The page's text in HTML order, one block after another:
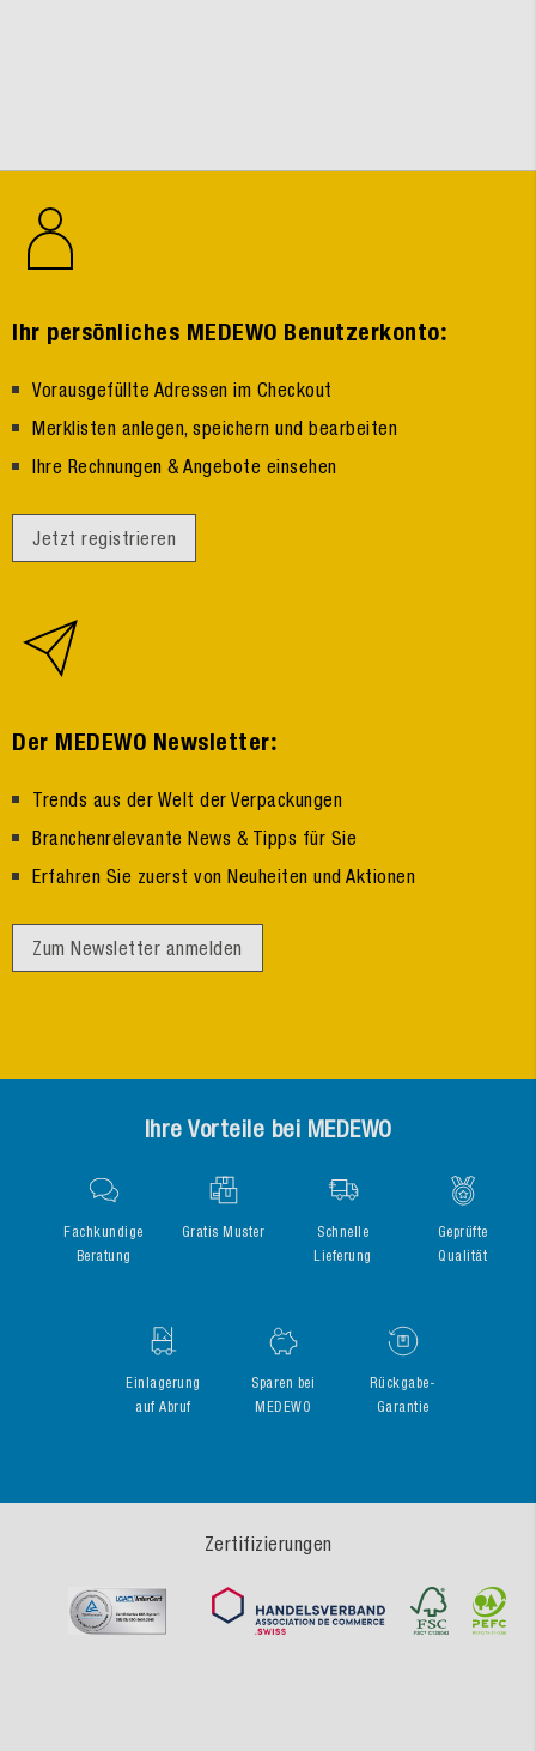
Ihr persönliches MEDEWO Benutzerkonto:
Vorausgefüllte Adressen im Checkout
Merklisten anlegen, speichern und bearbeiten
Ihre Rechnungen & Angebote einsehen
Jetzt registrieren
Der MEDEWO Newsletter:
Trends aus der Welt der Verpackungen
Branchenrelevante News & Tipps für Sie
Erfahren Sie zuerst von Neuheiten und Aktionen
Zum Newsletter anmelden
Ihre Vorteile bei MEDEWO
Fachkundige
Beratung
Gratis Muster
Schnelle
Lieferung
Geprüfte
Qualität
Einlagerung
auf Abruf
Sparen bei
MEDEWO
Rückgabe-
Garantie
Zertifizierungen